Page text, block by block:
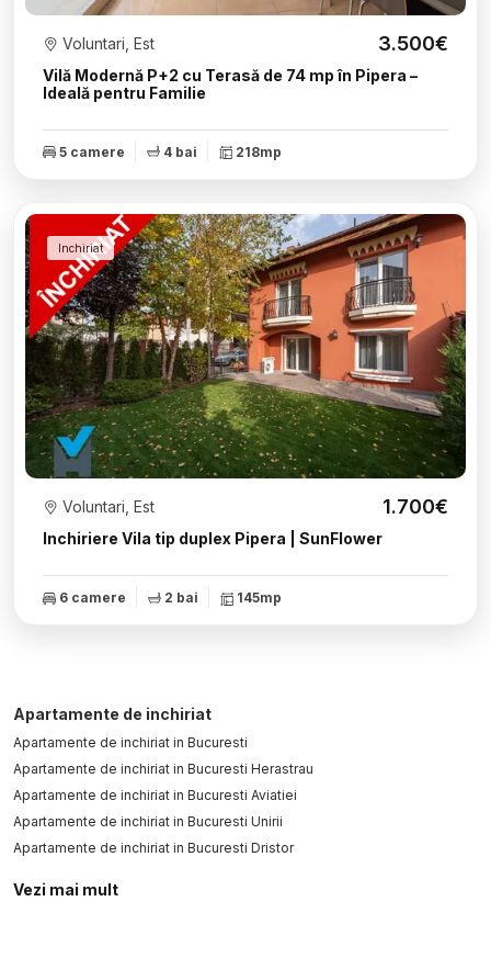
Vilă Modernă P+2 cu Terasă de 74 mp în Pipera –
Ideală pentru Familie
Voluntari, Est 3.500€
5 camere 4 bai 218mp
Inchiriat
Inchiriere Vila tip duplex Pipera | SunFlower
Voluntari, Est 1.700€
6 camere 2 bai 145mp
Apartamente de inchiriat
Apartamente de inchiriat in Bucuresti
Apartamente de inchiriat in Bucuresti Herastrau
Apartamente de inchiriat in Bucuresti Aviatiei
Apartamente de inchiriat in Bucuresti Unirii
Apartamente de inchiriat in Bucuresti Dristor
Apartamente de inchiriat in Bucuresti P-ta Alba Iulia
Vezi mai mult